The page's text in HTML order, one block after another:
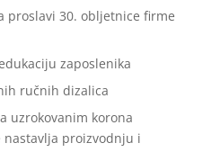
proslavi 30. obljetnice firme
zaposlenika
ručnih dizalica
uzrokovanim korona
nastavlja proizvodnju i